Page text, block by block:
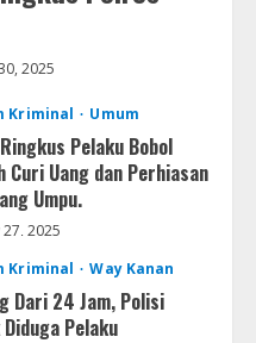
Prism Academic &
Cracked x86-x64 [no
8, 2026
2025
Kriminal Umum
Pelaku Bobol
Curi Uang dan Perhiasan
Umpu.
27, 2025
Kriminal
Way Kanan
Dari 24 Jam, Polisi
Pelaku